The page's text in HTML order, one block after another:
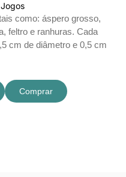
Jogos
como: áspero grosso,
feltro e ranhuras. Cada
cm de diâmetro e 0,5 cm
Comprar